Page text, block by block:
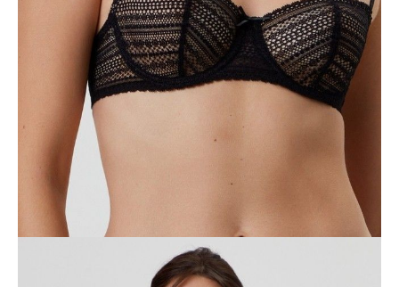
DODAJ DO KOSZYKA
Jak złożyć zamówienie
POWIADOM MNIE O DOSTĘPNOŚCI
ПОЛУЧИТЬ ПО EMAIL